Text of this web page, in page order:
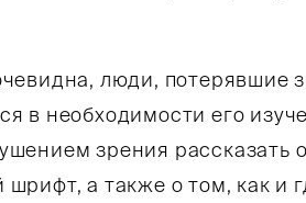
люди, потерявшие
в необходимости его
зрения рассказать
а также о том, как и